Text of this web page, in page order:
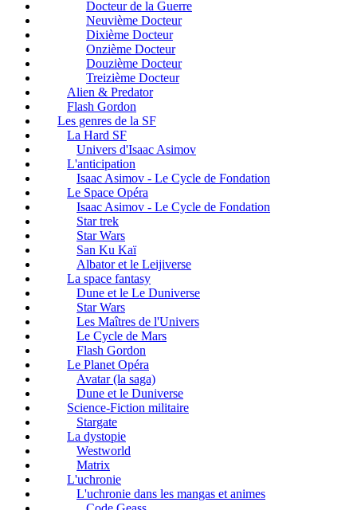
Docteur de la Guerre
Neuvième Docteur
Dixième Docteur
Onzième Docteur
Douzième Docteur
Treizième Docteur
Alien & Predator
Flash Gordon
Les genres de la SF
La Hard SF
Univers d'Isaac Asimov
L'anticipation
Isaac Asimov - Le Cycle de Fondation
Le Space Opéra
Isaac Asimov - Le Cycle de Fondation
Star trek
Star Wars
San Ku Kaï
Albator et le Leijiverse
La space fantasy
Dune et le Le Duniverse
Star Wars
Les Maîtres de l'Univers
Le Cycle de Mars
Flash Gordon
Le Planet Opéra
Avatar (la saga)
Dune et le Duniverse
Science-Fiction militaire
Stargate
La dystopie
Westworld
Matrix
L'uchronie
L'uchronie dans les mangas et animes